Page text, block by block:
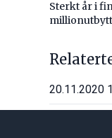
Sterkt år i
20.11.2020